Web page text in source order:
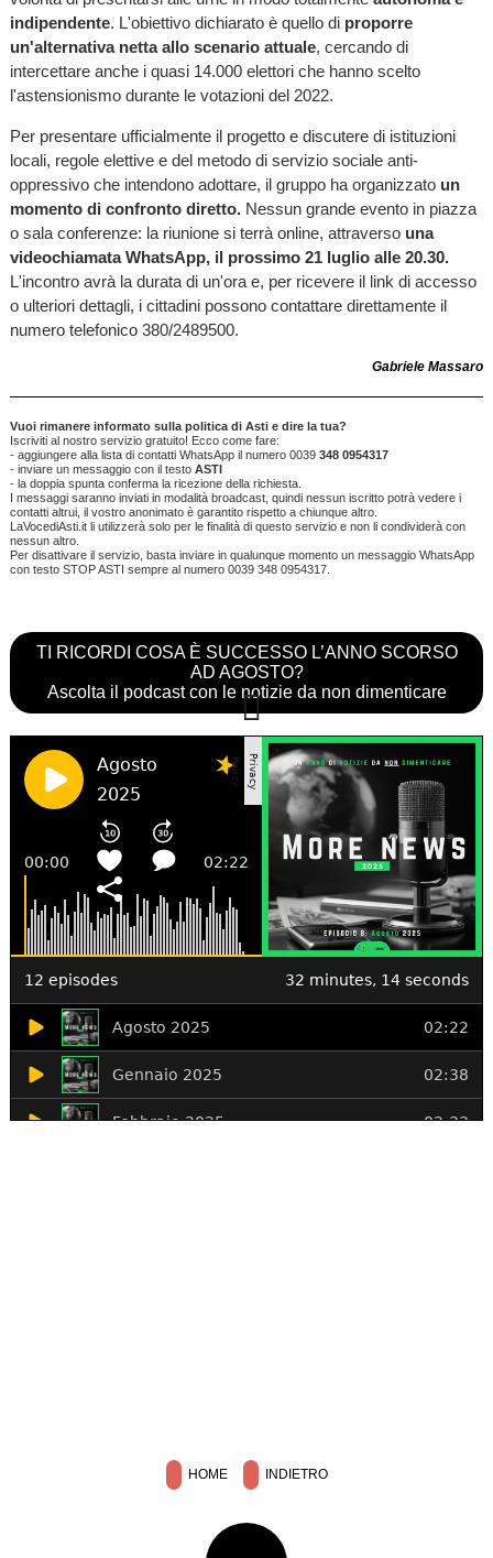
indipendente. L'obiettivo dichiarato è quello di proporre
un'alternativa netta allo scenario attuale, cercando di
intercettare anche i quasi 14.000 elettori che hanno scelto
l'astensionismo durante le votazioni del 2022.
Per presentare ufficialmente il progetto e discutere di istituzioni
locali, regole elettive e del metodo di servizio sociale anti-
oppressivo che intendono adottare, il gruppo ha organizzato un
momento di confronto diretto. Nessun grande evento in piazza
o sala conferenze: la riunione si terrà online, attraverso una
videochiamata WhatsApp, il prossimo 21 luglio alle 20.30.
L'incontro avrà la durata di un'ora e, per ricevere il link di accesso
o ulteriori dettagli, i cittadini possono contattare direttamente il
numero telefonico 380/2489500.
Gabriele Massaro
Vuoi rimanere informato sulla politica di Asti e dire la tua?
Iscriviti al nostro servizio gratuito! Ecco come fare:
- aggiungere alla lista di contatti WhatsApp il numero 0039 348 0954317
- inviare un messaggio con il testo ASTI
- la doppia spunta conferma la ricezione della richiesta.
I messaggi saranno inviati in modalità broadcast, quindi nessun iscritto potrà vedere i
contatti altrui, il vostro anonimato è garantito rispetto a chiunque altro.
LaVocediAsti.it li utilizzerà solo per le finalità di questo servizio e non li condividerà con
nessun altro.
Per disattivare il servizio, basta inviare in qualunque momento un messaggio WhatsApp
con testo STOP ASTI sempre al numero 0039 348 0954317.
TI RICORDI COSA È SUCCESSO L’ANNO SCORSO
AD AGOSTO?
Ascolta il podcast con le notizie da non dimenticare
HOME INDIETRO